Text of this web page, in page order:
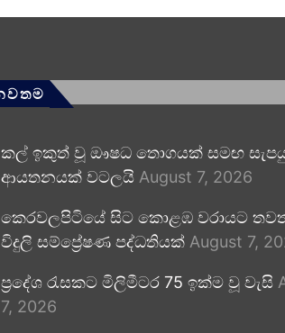
කල් ඉකුත් වූ ඖෂධ තොගයක් සමඟ
ආයතනයක් වටලයි August 7, 2026
කෙරවලපිටියේ සිට කොළඹ වරායට
විදුලි සම්ප්‍රේෂණ පද්ධතියක් August 7,
ප්‍රදේශ රැසකට මිලිමීටර 75 ඉක්ම වූ වැසි
7, 2026